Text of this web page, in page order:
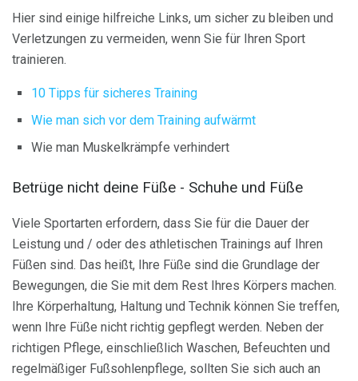
Hier sind einige hilfreiche Links, um sicher zu bleiben und
Verletzungen zu vermeiden, wenn Sie für Ihren Sport
trainieren.
10 Tipps für sicheres Training
Wie man sich vor dem Training aufwärmt
Wie man Muskelkrämpfe verhindert
Betrüge nicht deine Füße - Schuhe und Füße
Viele Sportarten erfordern, dass Sie für die Dauer der
Leistung und / oder des athletischen Trainings auf Ihren
Füßen sind. Das heißt, Ihre Füße sind die Grundlage der
Bewegungen, die Sie mit dem Rest Ihres Körpers machen.
Ihre Körperhaltung, Haltung und Technik können Sie treffen,
wenn Ihre Füße nicht richtig gepflegt werden. Neben der
richtigen Pflege, einschließlich Waschen, Befeuchten und
regelmäßiger Fußsohlenpflege, sollten Sie sich auch an